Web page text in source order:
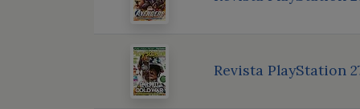
Revista PlayStation